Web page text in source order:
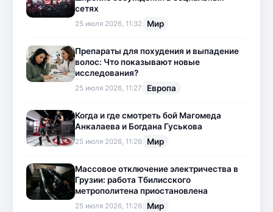
сетях
25 июля 2026, 11:32 Мир
Препараты для похудения и выпадение
волос: Что показывают новые
исследования?
25 июля 2026, 11:27 Европа
Когда и где смотреть бой Магомеда
Анкалаева и Богдана Гуськова
25 июля 2026, 11:26 Мир
Массовое отключение электричества в
Грузии: работа Тбилисского
метрополитена приостановлена
25 июля 2026, 11:26 Мир